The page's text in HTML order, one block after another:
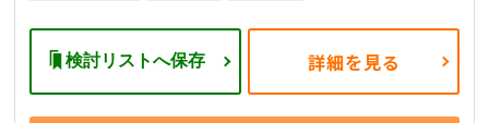
検討リストへ保存 詳細を見る